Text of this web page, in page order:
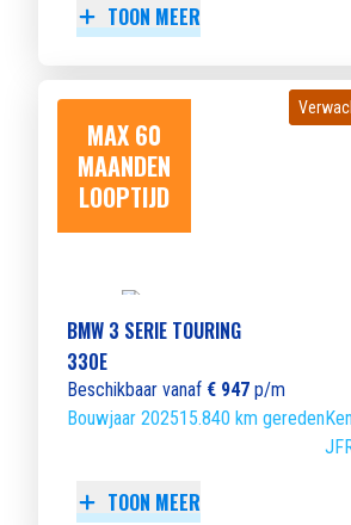
TOON MEER
MAX 60
MAANDEN
LOOPTIJD
BMW 3 SERIE TOURING
330E
Beschikbaar vanaf € 947 p/m
Bouwjaar 202515.840 km gereden
TOON MEER